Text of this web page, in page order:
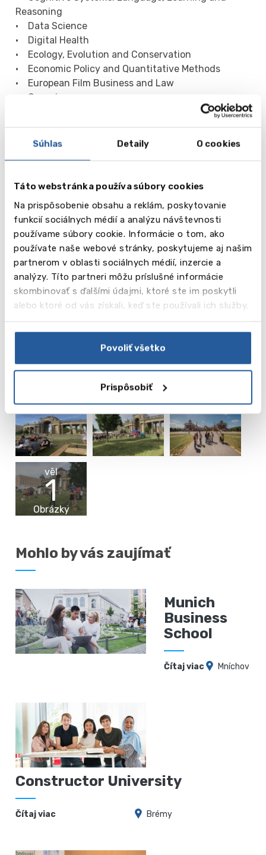
Súhlas Detaily O cookies
Táto webstránka používa súbory cookies
Na prispôsobenie obsahu a reklám, poskytovanie
funkcií sociálnych médií a analýzu návštevnosti
používame súbory cookie. Informácie o tom, ako
používate naše webové stránky, poskytujeme aj našim
partnerom v oblasti sociálnych médií, inzercie a
analýzy. Títo partneri môžu príslušné informácie
skombinovať s ďalšími údajmi, ktoré ste im poskytli
alebo ktoré od vás získali, keď ste používali ich služby.
Povoliť všetko
Prispôsobiť
Reasoning
• Data Science
• Digital Health
• Ecology, Evolution and Conservation
• Economic Policy and Quantitative Methods
• European Film Business and Law
• Geosciences
• Linguistics: Empirical and Theoretical
• Mathematics
• Remote Sensing, Geoinformation and
Visualisation
• Software Systems Engineering
• Toxicology
Možno vás bude zaujímať aj toto
Galéria
vēl
1
Obrázky
Mohlo by vás zaujímať
Munich
Business
School
Čítaj viac Mníchov
Constructor University
Čítaj viac Brémy